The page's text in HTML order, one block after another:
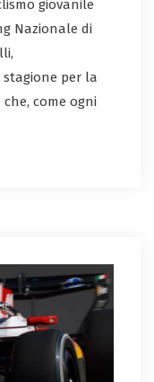
giovanile
Nazionale di
per la
come ogni